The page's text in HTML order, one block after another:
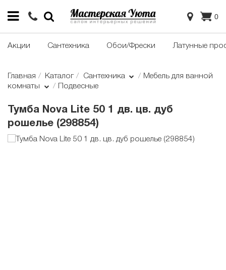
0
Акции Сантехника Обои/Фрески Латунные
Главная Каталог Сантехника
Мебель для ванной
комнаты
Подвесные
Тумба Nova Lite 50 1 дв. цв. дуб
рошелье (298854)